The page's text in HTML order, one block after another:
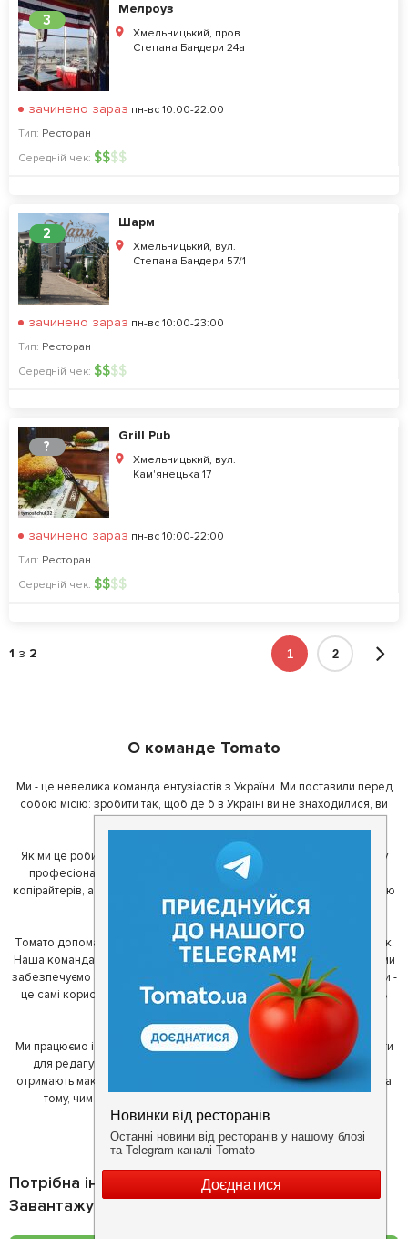
3
Мелроуз
Хмельницький, пров.
Степана Бандери 24а
зачинено зараз пн-вс 10:00-22:00
Тип: Ресторан
Середній чек: $$$$
2
Шарм
Хмельницький, вул.
Степана Бандери 57/1
зачинено зараз пн-вс 10:00-23:00
Тип: Ресторан
Середній чек: $$$$
?
Grill Pub
Хмельницький, вул.
Кам'янецька 17
зачинено зараз пн-вс 10:00-22:00
Тип: Ресторан
Середній чек: $$$$
1 з 2 1 2
О команде Tomato
Ми - це невелика команда ентузіастів з України. Ми поставили перед
собою місію: зробити так, щоб де б в Україні ви не знаходилися, ви
Як ми це робимо? Для початку, ми зібрали приголомшливу команду
професіоналів - фахівців з дизайну, програмування, маркетингу,
копірайтерів, а за сумісництвом - любителів гарної їжі. З їх допомогою
ми створили Томато.
Томато допомагає своїм користувачам знайти цікаві місця неподалік.
Наша команда регулярно зв'язується з ресторанами - таким чином ми
забезпечуємо актуальність інформації. Друга частина нашої команди -
це самі користувачі, які діляться своїми враженнями і допомагають
один одному у виборі кращих місць.
Ми працюємо і з ресторанами. Для них ми надаємо зручні інструменти
для редагування інформації про себе - в результаті відвідувачі
отримають максимум інформації, а ресторан зможе зосередитися на
тому, чим він любить займатися більше всього - смачній їжі.
Потрібна інформація про заклад?
Завантажуйте додаток!